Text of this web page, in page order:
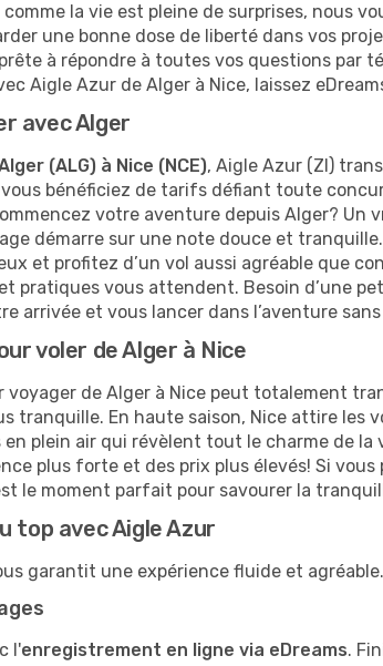
la vie est pleine de surprises, nous
une bonne dose de liberté dans vos
à répondre à toutes vos questions par
Aigle Azur de Alger à Nice, laissez
avec Alger
(ALG) à Nice (NCE), Aigle Azur (ZI)
vous bénéficiez de tarifs défiant toute
votre aventure depuis Alger?
démarre sur une note douce et
et profitez d’un vol aussi agréable que
pratiques vous attendent. Besoin d’une
arrivée et vous lancer dans l’aventure
voler de Alger à Nice
voyager de Alger à Nice peut totalement
tranquille. En haute saison, Nice attire
plein air qui révèlent tout le charme de la
plus forte et des prix plus élevés! Si
le moment parfait pour savourer la
top avec Aigle Azur
garantit une expérience fluide et
l'enregistrement en ligne via eDreams.